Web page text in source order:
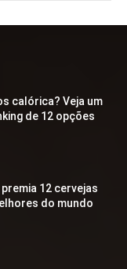
calórica? Veja um
de 12 opções
12 cervejas
do mundo